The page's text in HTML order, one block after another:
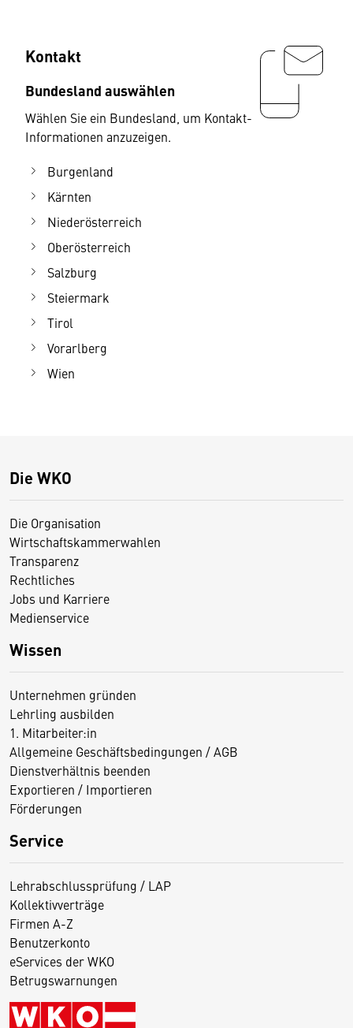
Kontakt
Bundesland auswählen
Wählen Sie ein Bundesland, um Kontakt-
Informationen anzuzeigen.
Burgenland
Kärnten
Niederösterreich
Oberösterreich
Salzburg
Steiermark
Tirol
Vorarlberg
Wien
Die WKO
Die Organisation
Wirtschaftskammerwahlen
Transparenz
Rechtliches
Jobs und Karriere
Medienservice
Wissen
Unternehmen gründen
Lehrling ausbilden
1. Mitarbeiter:in
Allgemeine Geschäftsbedingungen / AGB
Dienstverhältnis beenden
Exportieren / Importieren
Förderungen
Service
Lehrabschlussprüfung / LAP
Kollektivverträge
Firmen A-Z
Benutzerkonto
eServices der WKO
Betrugswarnungen